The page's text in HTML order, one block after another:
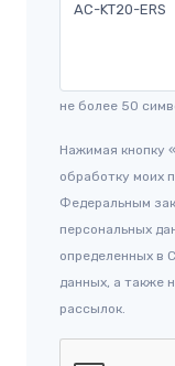
не более 50
Нажимая кнопку
обработку моих
Федеральным
персональных
определенных в
данных, а также
рассылок.